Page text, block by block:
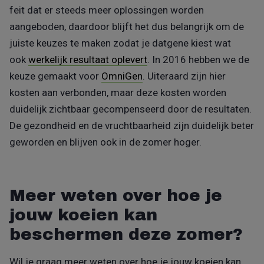
feit dat er steeds meer oplossingen worden
aangeboden, daardoor blijft het dus belangrijk om de
juiste keuzes te maken zodat je datgene kiest wat
ook werkelijk resultaat oplevert . In 2016 hebben we de
keuze gemaakt voor OmniGen . Uiteraard zijn hier
kosten aan verbonden, maar deze kosten worden
duidelijk zichtbaar gecompenseerd door de resultaten.
De gezondheid en de vruchtbaarheid zijn duidelijk beter
geworden en blijven ook in de zomer hoger.
Meer weten over hoe je
jouw koeien kan
beschermen deze zomer?
Wil je graag meer weten over hoe je jouw koeien kan